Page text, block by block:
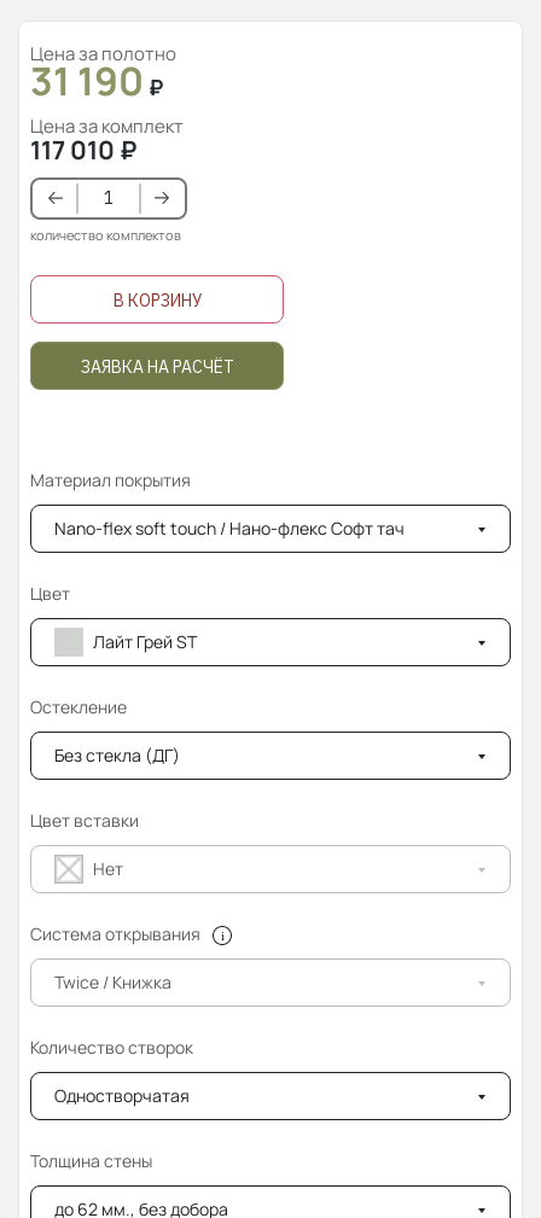
Цена за полотно
31 190 ₽
Цена за комплект
117 010 ₽
количество комплектов
В КОРЗИНУ
ЗАЯВКА НА РАСЧЁТ
Материал покрытия
Nano-flex soft touch / Нано-флекс Софт тач
Цвет
Лайт Грей ST
Остекление
Без стекла (ДГ)
Цвет вставки
Нет
Система открывания
Twice / Книжка
Количество створок
Одностворчатая
Толщина стены
до 62 мм., без добора